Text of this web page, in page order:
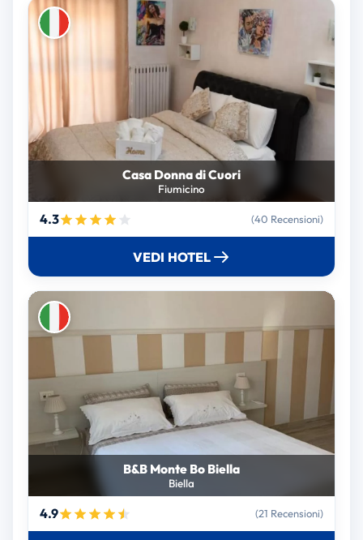
Casa Donna di Cuori
Fiumicino
4.3 (40 Recensioni)
VEDI HOTEL
B&B Monte Bo Biella
Biella
4.9 (21 Recensioni)